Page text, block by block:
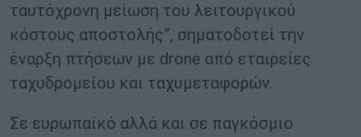
ταυτόχρονη μείωση του λειτουργικού
κόστους αποστολής”, σηματοδοτεί την
έναρξη πτήσεων με drone από εταιρείες
ταχυδρομείου και ταχυμεταφορών.
Σε ευρωπαϊκό αλλά και σε παγκόσμιο